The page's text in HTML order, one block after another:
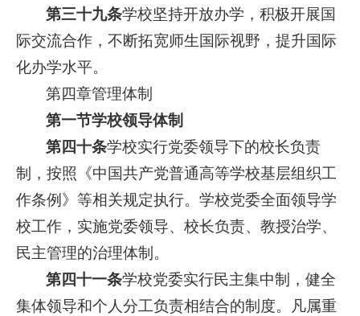
第三十九条学校坚持开放办学，积极开展国
际交流合作，不断拓宽师生国际视野，提升国际
化办学水平。
第四章管理体制
第一节学校领导体制
第四十条学校实行党委领导下的校长负责
制，按照《中国共产党普通高等学校基层组织工
作条例》等相关规定执行。学校党委全面领导学
校工作，实施党委领导、校长负责、教授治学、
民主管理的治理体制。
第四十一条学校党委实行民主集中制，健全
集体领导和个人分工负责相结合的制度。凡属重